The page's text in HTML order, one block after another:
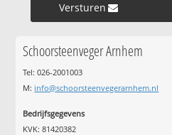
Versturen »
Schoorsteenveger Arnhem
Tel: 026-2001003
M: info@schoorsteenvegerarnhem.nl
Bedrijfsgegevens
KVK: 81420382